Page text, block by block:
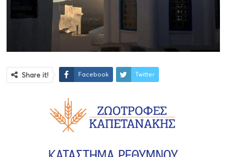
Share it! Facebook Twitter